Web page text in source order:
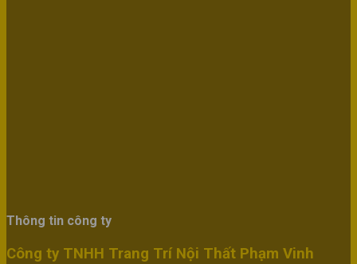
Thông tin công ty
Công ty TNHH Trang Trí Nội Thất Phạm Vinh